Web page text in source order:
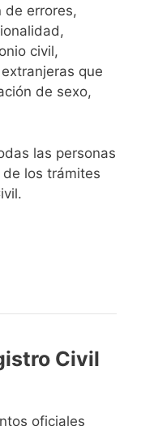
de errores,
civil,
que
de sexo,
las personas
los trámites
Civil
oficiales